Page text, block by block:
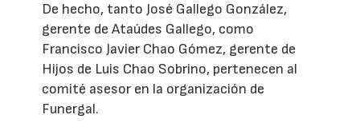
De hecho, tanto José Gallego González,
gerente de Ataúdes Gallego, como
Francisco Javier Chao Gómez, gerente de
Hijos de Luis Chao Sobrino, pertenecen al
comité asesor en la organización de
Funergal.